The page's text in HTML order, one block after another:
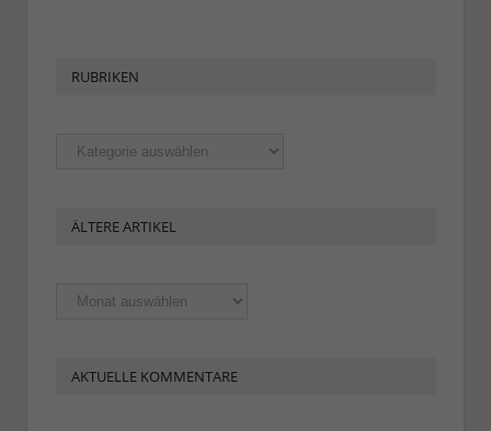
RUBRIKEN
Rubriken
ÄLTERE ARTIKEL
Ältere
Artikel
AKTUELLE KOMMENTARE